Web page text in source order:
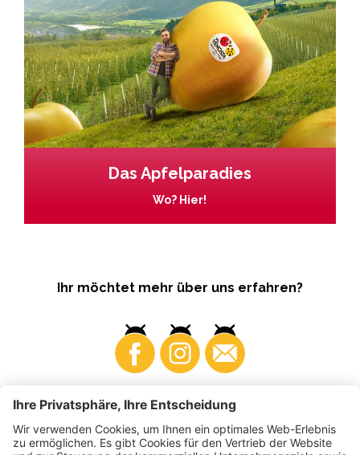
Das Apfelparadies
Wo? Hier!
Ihr möchtet mehr über uns erfahren?
Business Produzenten